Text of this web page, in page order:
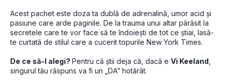
Acest pachet este doza ta dublă de adrenalină, umor acid și
pasiune care arde paginile. De la trauma unui altar părăsit la
secretele care te vor face să te îndoiești de tot ce știai, lasă-
te curtată de stilul care a cucerit topurile New York Times.
De ce să-l alegi? Pentru că știi deja că, dacă e Vi Keeland
singurul tău răspuns va fi un „DA” hotărât.